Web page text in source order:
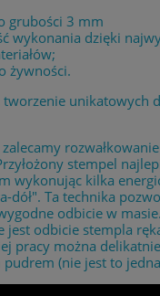
grubości 3 mm
wykonania dzięki
żywności.
tworzenie unikatowych
zalecamy
stempel
wykonując kilka
dół". Ta technika
odbicie w
jest odbicie stempla
pracy można
(nie jest to